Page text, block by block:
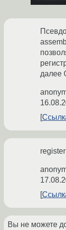
далее
Вы не можете